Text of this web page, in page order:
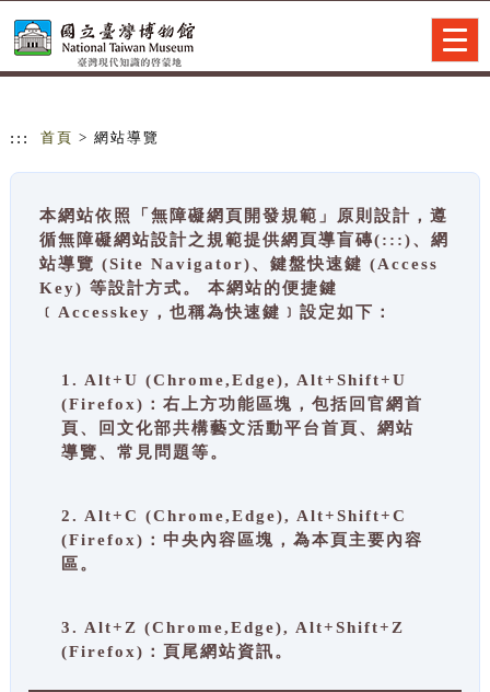
::: 首頁 > 網站導覽
本網站依照「無障礙網頁開發規範」原則設計，遵
循無障礙網站設計之規範提供網頁導盲磚(:::)、網
站導覽 (Site Navigator)、鍵盤快速鍵 (Access
Key) 等設計方式。 本網站的便捷鍵
﹝Accesskey，也稱為快速鍵﹞設定如下：
1. Alt+U (Chrome,Edge), Alt+Shift+U
(Firefox)：右上方功能區塊，包括回官網首
頁、回文化部共構藝文活動平台首頁、網站
導覽、常見問題等。
2. Alt+C (Chrome,Edge), Alt+Shift+C
(Firefox)：中央內容區塊，為本頁主要內容
區。
3. Alt+Z (Chrome,Edge), Alt+Shift+Z
(Firefox)：頁尾網站資訊。